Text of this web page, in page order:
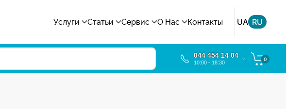
Услуги Статьи Сервис О Нас Контакты UA RU
044 454 14 04
10:00 - 18:30
0